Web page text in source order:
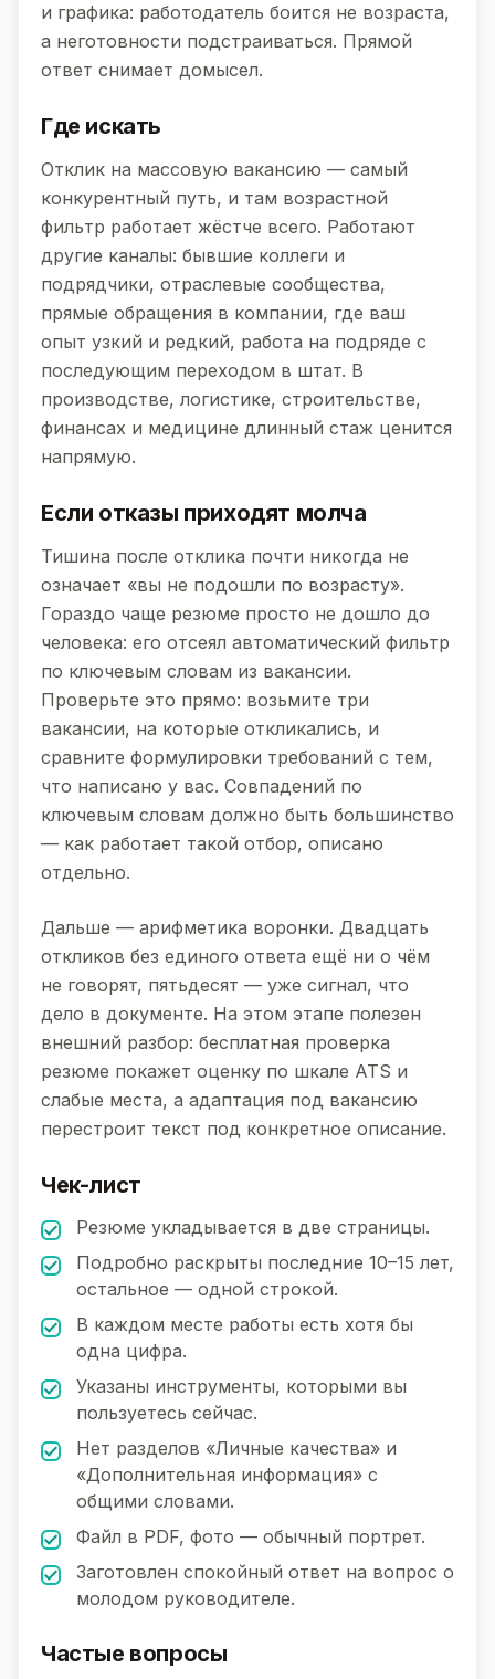
и графика: работодатель боится не возраста,
а неготовности подстраиваться. Прямой
ответ снимает домысел.
Где искать
Отклик на массовую вакансию — самый
конкурентный путь, и там возрастной
фильтр работает жёстче всего. Работают
другие каналы: бывшие коллеги и
подрядчики, отраслевые сообщества,
прямые обращения в компании, где ваш
опыт узкий и редкий, работа на подряде с
последующим переходом в штат. В
производстве, логистике, строительстве,
финансах и медицине длинный стаж ценится
напрямую.
Если отказы приходят молча
Тишина после отклика почти никогда не
означает «вы не подошли по возрасту».
Гораздо чаще резюме просто не дошло до
человека: его отсеял автоматический фильтр
по ключевым словам из вакансии.
Проверьте это прямо: возьмите три
вакансии, на которые откликались, и
сравните формулировки требований с тем,
что написано у вас. Совпадений по
ключевым словам должно быть большинство
— как работает такой отбор, описано
отдельно.
Дальше — арифметика воронки. Двадцать
откликов без единого ответа ещё ни о чём
не говорят, пятьдесят — уже сигнал, что
дело в документе. На этом этапе полезен
внешний разбор: бесплатная проверка
резюме покажет оценку по шкале ATS и
слабые места, а адаптация под вакансию
перестроит текст под конкретное описание.
Чек-лист
Резюме укладывается в две страницы.
Подробно раскрыты последние 10–15 лет,
остальное — одной строкой.
В каждом месте работы есть хотя бы
одна цифра.
Указаны инструменты, которыми вы
пользуетесь сейчас.
Нет разделов «Личные качества» и
«Дополнительная информация» с
общими словами.
Файл в PDF, фото — обычный портрет.
Заготовлен спокойный ответ на вопрос о
молодом руководителе.
Частые вопросы